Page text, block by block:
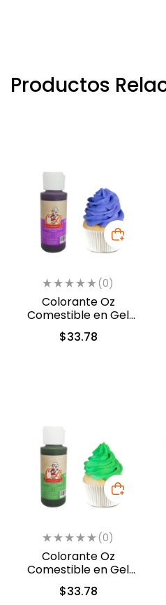
Productos
(0)
Colorante Oz
Comestible en Gel
Violeta 60ml (5312)
$33.78
(0)
Colorante Oz
Comestible en Gel
Verde Follaje 60ml
(5313)
$33.78